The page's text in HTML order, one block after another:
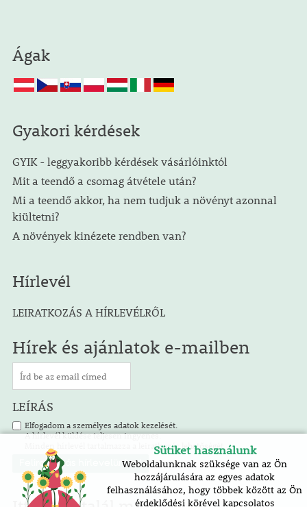
Ágak
Gyakori kérdések
GYIK - leggyakoribb kérdések vásárlóinktól
Mit a teendő a csomag átvétele után?
Mi a teendő akkor, ha nem tudjuk a növényt azonnal
kiültetni?
A növények kinézete rendben van?
Hírlevél
LEIRATKOZÁS A HÍRLEVÉLRŐL
Hírek és ajánlatok e-mailben
LEÍRÁS
Elfogadom a személyes adatok kezelését.
A hírlevél küldése teljesen ingyenes.
Minden hírlevél tartalmazza a leiratkozás lehetőségét.
Sütiket használunk
Weboldalunknak szüksége van az Ön
hozzájárulására az egyes adatok
felhasználásához, hogy többek között az Ön
érdeklődési körével kapcsolatos